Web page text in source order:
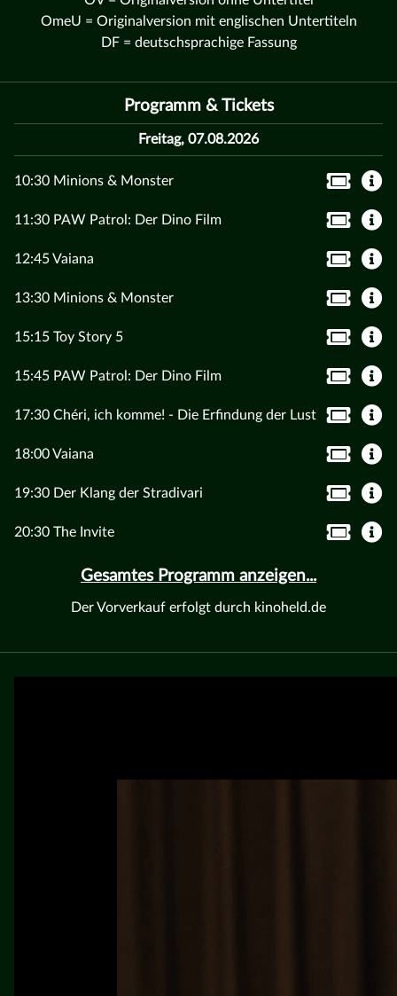
OmeU = Originalversion mit englischen Untertiteln
DF = deutschsprachige Fassung
Programm & Tickets
Freitag, 07.08.2026
10:30 Minions & Monster
11:30 PAW Patrol: Der Dino Film
12:45 Vaiana
13:30 Minions & Monster
15:15 Toy Story 5
15:45 PAW Patrol: Der Dino Film
17:30 Chéri, ich komme! - Die Erfindung der Lust
18:00 Vaiana
19:30 Der Klang der Stradivari
20:30 The Invite
Gesamtes Programm anzeigen...
Der Vorverkauf erfolgt durch kinoheld.de